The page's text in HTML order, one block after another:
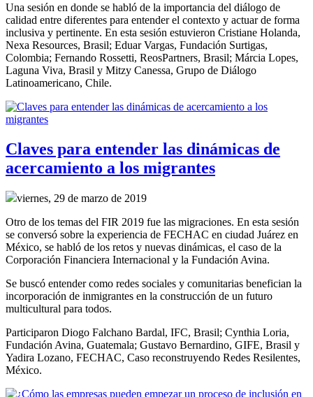
Una sesión en donde se habló de la importancia del diálogo de
calidad entre diferentes para entender el contexto y actuar de forma
inclusiva y pertinente. En esta sesión estuvieron Cristiane Holanda,
Nexa Resources, Brasil; Eduar Vargas, Fundación Surtigas,
Colombia; Fernando Rossetti, ReosPartners, Brasil; Márcia Lopes,
Laguna Viva, Brasil y Mitzy Canessa, Grupo de Diálogo
Latinoamericano, Chile.
Claves para entender las dinámicas de
acercamiento a los migrantes
viernes, 29 de marzo de 2019
Otro de los temas del FIR 2019 fue las migraciones. En esta sesión
se conversó sobre la experiencia de FECHAC en ciudad Juárez en
México, se habló de los retos y nuevas dinámicas, el caso de la
Corporación Financiera Internacional y la Fundación Avina.
Se buscó entender como redes sociales y comunitarias benefician la
incorporación de inmigrantes en la construcción de un futuro
multicultural para todos.
Participaron Diogo Falchano Bardal, IFC, Brasil; Cynthia Loria,
Fundación Avina, Guatemala; Gustavo Bernardino, GIFE, Brasil y
Yadira Lozano, FECHAC, Caso reconstruyendo Redes Resilentes,
México.